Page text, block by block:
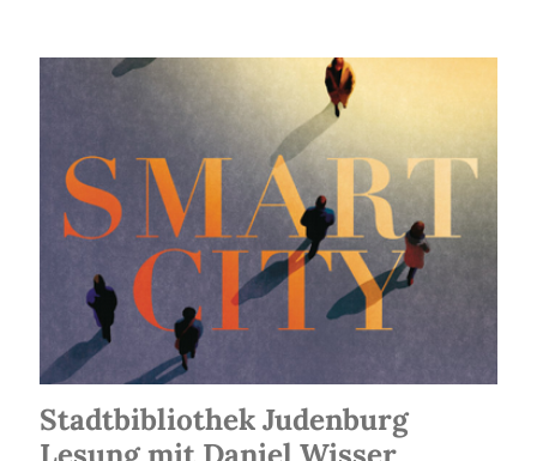
Stadtbibliothek Judenburg